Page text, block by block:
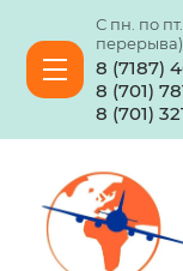
С пн. по
перерыва),
8 (7187)
8 (701)
8 (701)